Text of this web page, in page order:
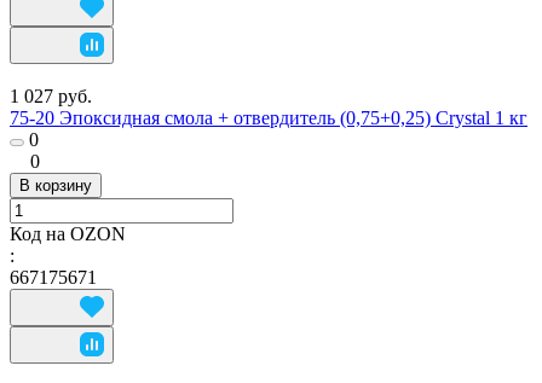
1 027 руб.
75-20 Эпоксидная смола + отвердитель (0,75+0,25) Crystal 1 кг
0
0
В корзину
Код на OZON
:
667175671